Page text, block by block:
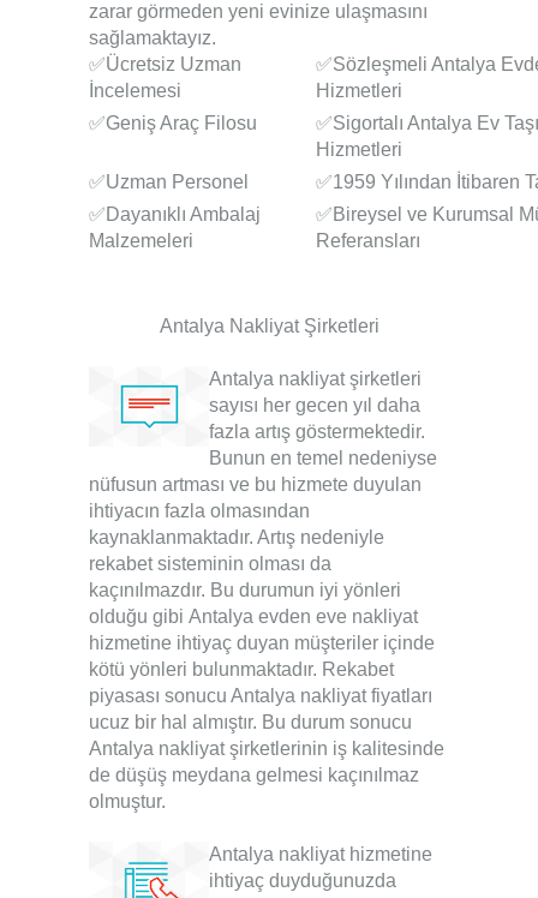
zarar görmeden yeni evinize ulaşmasını
sağlamaktayız.
✅Ücretsiz Uzman
İncelemesi
✅Sözleşmeli Antalya
Hizmetleri
✅Geniş Araç Filosu
✅Sigortalı Antalya Ev
Hizmetleri
✅Uzman Personel
✅1959 Yılından İtibaren
✅Dayanıklı Ambalaj
Malzemeleri
✅Bireysel ve Kurumsal
Referansları
Antalya Nakliyat Şirketleri
Antalya nakliyat şirketleri
sayısı her gecen yıl daha
fazla artış göstermektedir.
Bunun en temel nedeniyse
nüfusun artması ve bu hizmete duyulan
ihtiyacın fazla olmasından
kaynaklanmaktadır. Artış nedeniyle
rekabet sisteminin olması da
kaçınılmazdır. Bu durumun iyi yönleri
olduğu gibi Antalya evden eve nakliyat
hizmetine ihtiyaç duyan müşteriler içinde
kötü yönleri bulunmaktadır. Rekabet
piyasası sonucu Antalya nakliyat fiyatları
ucuz bir hal almıştır. Bu durum sonucu
Antalya nakliyat şirketlerinin iş kalitesinde
de düşüş meydana gelmesi kaçınılmaz
olmuştur.
Antalya nakliyathizmetine
ihtiyaç duyduğunuzda